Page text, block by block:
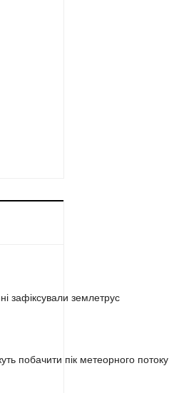
зафіксували землетрус
побачити пік метеорного